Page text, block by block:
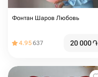
Фонтан Шаров Любовь
4.95637 20 000֏